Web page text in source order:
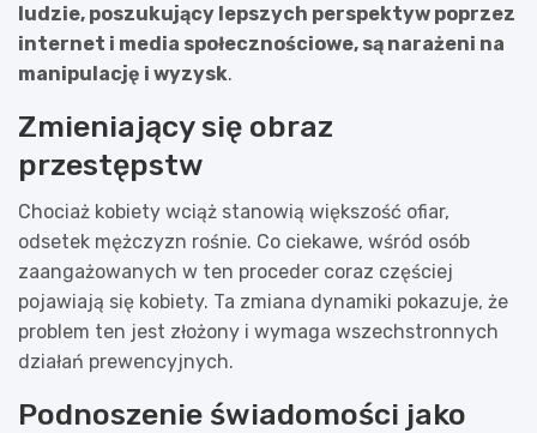
ludzie, poszukujący lepszych perspektyw poprzez
internet i media społecznościowe, są narażeni na
manipulację i wyzysk.
Zmieniający się obraz
przestępstw
Chociaż kobiety wciąż stanowią większość ofiar,
odsetek mężczyzn rośnie. Co ciekawe, wśród osób
zaangażowanych w ten proceder coraz częściej
pojawiają się kobiety. Ta zmiana dynamiki pokazuje, że
problem ten jest złożony i wymaga wszechstronnych
działań prewencyjnych.
Podnoszenie świadomości jako